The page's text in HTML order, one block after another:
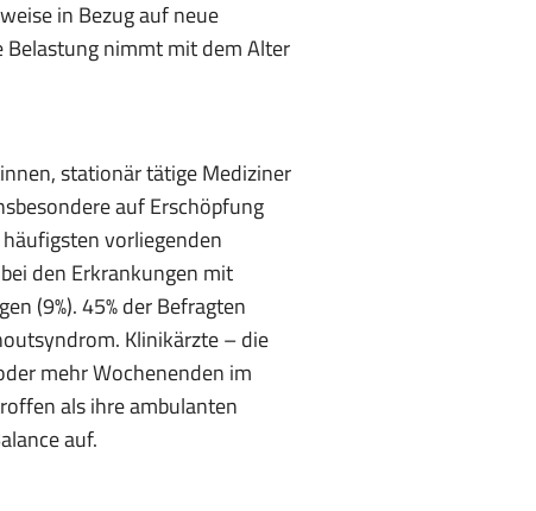
in Bezug auf neue
Belastung nimmt mit dem Alter
stationär tätige Mediziner
auf Erschöpfung
vorliegenden
den Erkrankungen mit
(9%). 45% der Befragten
Klinikärzte – die
mehr Wochenenden im
als ihre ambulanten
auf.